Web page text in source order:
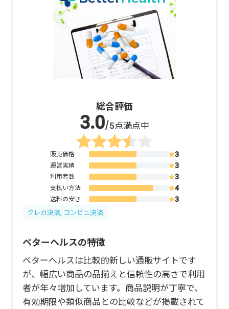
総合評価
/5点満点中
販売価格
運営実績
利用者数
支払い方法
送料の安さ
クレカ決済, コンビニ決済
ベターヘルスの特徴
ベターヘルスは比較的新しい通販サイトです
が、幅広い商品の品揃えと信頼性の高さで利用
者が年々増加しています。商品説明が丁寧で、
有効期限や類似商品との比較などが掲載されて